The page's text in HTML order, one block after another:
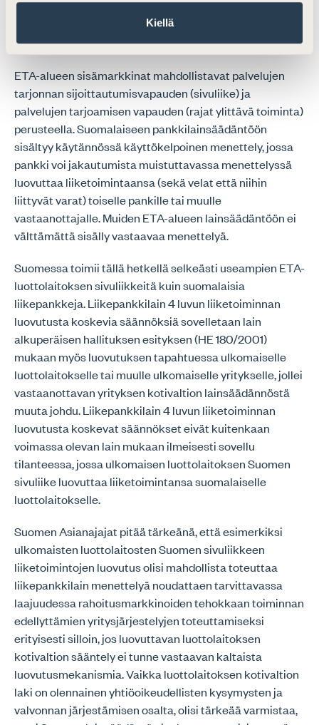
Kiellä
Ei lausuttavaa.
Muut huomiot
ETA-alueen sisämarkkinat mahdollistavat palvelujen
tarjonnan sijoittautumisvapauden (sivuliike) ja
palvelujen tarjoamisen vapauden (rajat ylittävä toiminta)
perusteella. Suomalaiseen pankkilainsäädäntöön
sisältyy käytännössä käyttökelpoinen menettely, jossa
pankki voi jakautumista muistuttavassa menettelyssä
luovuttaa liiketoimintaansa (sekä velat että niihin
liittyvät varat) toiselle pankille tai muulle
vastaanottajalle. Muiden ETA-alueen lainsäädäntöön ei
välttämättä sisälly vastaavaa menettelyä.
Suomessa toimii tällä hetkellä selkeästi useampien ETA-
luottolaitoksen sivuliikkeitä kuin suomalaisia
liikepankkeja. Liikepankkilain 4 luvun liiketoiminnan
luovutusta koskevia säännöksiä sovelletaan lain
alkuperäisen hallituksen esityksen (HE 180/2001)
mukaan myös luovutuksen tapahtuessa ulkomaiselle
luottolaitokselle tai muulle ulkomaiselle yritykselle, jollei
vastaanottavan yrityksen kotivaltion lainsäädännöstä
muuta johdu. Liikepankkilain 4 luvun liiketoiminnan
luovutusta koskevat säännökset eivät kuitenkaan
voimassa olevan lain mukaan ilmeisesti sovellu
tilanteessa, jossa ulkomaisen luottolaitoksen Suomen
sivuliike luovuttaa liiketoimintansa suomalaiselle
luottolaitokselle.
Suomen Asianajajat pitää tärkeänä, että esimerkiksi
ulkomaisten luottolaitosten Suomen sivuliikkeen
liiketoimintojen luovutus olisi mahdollista toteuttaa
liikepankkilain menettelyä noudattaen tarvittavassa
laajuudessa rahoitusmarkkinoiden tehokkaan toiminnan
edellyttämien yritysjärjestelyjen toteuttamiseksi
erityisesti silloin, jos luovuttavan luottolaitoksen
kotivaltion sääntely ei tunne vastaavan kaltaista
luovutusmekanismia. Vaikka luottolaitoksen kotivaltion
laki on olennainen yhtiöoikeudellisten kysymysten ja
valvonnan järjestämisen osalta, olisi tärkeää varmistaa,